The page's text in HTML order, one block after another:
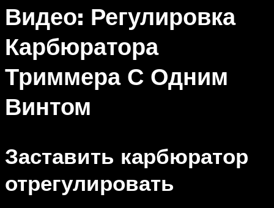
Видео: Регулировка
Карбюратора
Триммера С Одним
Винтом
Заставить карбюратор
отрегулировать